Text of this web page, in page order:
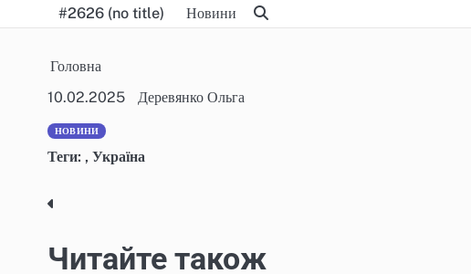
to
#2626 (no title) Новини
Головна
10.02.2025
Деревянко Ольга
НОВИНИ
Теги: , Україна
Post
navigation
Читайте також